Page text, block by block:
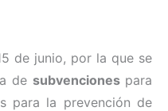
de junio, por la que se
de subvenciones para
para la prevención de